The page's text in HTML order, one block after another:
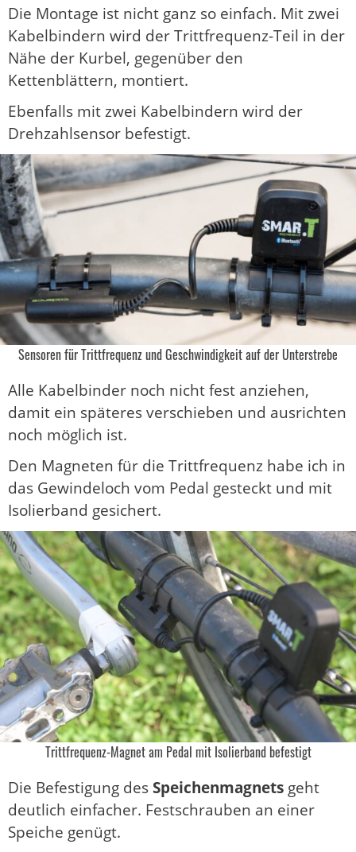
Die Montage ist nicht ganz so einfach. Mit zwei
Kabelbindern wird der Trittfrequenz-Teil in der
Nähe der Kurbel, gegenüber den
Kettenblättern, montiert.
Ebenfalls mit zwei Kabelbindern wird der
Drehzahlsensor befestigt.
Sensoren für Trittfrequenz und Geschwindigkeit auf der Unterstrebe
Alle Kabelbinder noch nicht fest anziehen,
damit ein späteres verschieben und ausrichten
noch möglich ist.
Den Magneten für die Trittfrequenz habe ich in
das Gewindeloch vom Pedal gesteckt und mit
Isolierband gesichert.
Trittfrequenz-Magnet am Pedal mit Isolierband befestigt
Die Befestigung desSpeichenmagnets geht
deutlich einfacher. Festschrauben an einer
Speiche genügt.